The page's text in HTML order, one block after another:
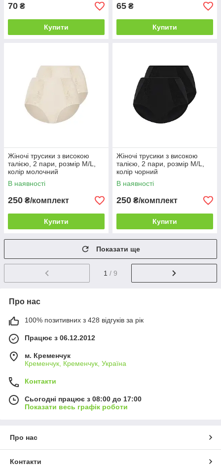
70 ₴
Купити
65 ₴
Купити
Жіночі трусики з високою
талією, 2 пари, розмір M/L,
колір молочний
В наявності
250 ₴/комплект
Купити
Жіночі трусики з високою
талією, 2 пари, розмір M/L,
колір чорний
В наявності
250 ₴/комплект
Купити
Показати ще
1 / 9
Про нас
100% позитивних з 428 відгуків за рік
Працює з 06.12.2012
м. Кременчук
Кременчук, Кременчук, Україна
Контакти
Сьогодні працює з 08:00 до 17:00
Показати весь графік роботи
Про нас
Контакти